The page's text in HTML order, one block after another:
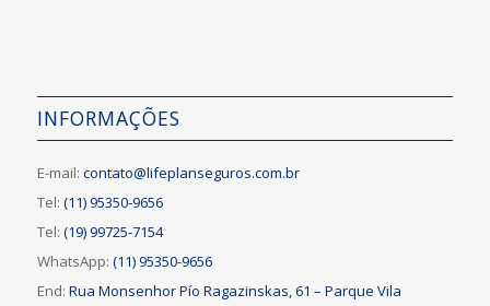
INFORMAÇÕES
E-mail: contato@lifeplanseguros.com.br
Tel: (11) 95350-9656
Tel: (19) 99725-7154
WhatsApp: (11) 95350-9656
End: Rua Monsenhor Pío Ragazinskas, 61 – Parque Vila